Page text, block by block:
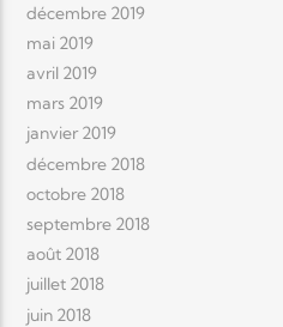
décembre 2019
mai 2019
avril 2019
mars 2019
janvier 2019
décembre 2018
octobre 2018
septembre 2018
août 2018
juillet 2018
juin 2018